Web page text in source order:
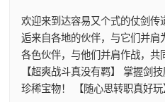
欢迎来到达容易又个式的仗剑
逅来自各地的伙伴，与它们并
各色伙伴，与他们并肩作战，
【超爽战斗真没有羁】 掌握剑
珍稀宝物！ 【随心思转职真好